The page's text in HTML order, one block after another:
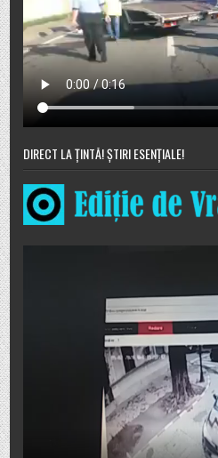
DIRECT LA ȚINTĂ! ȘTIRI ESENȚIALE!